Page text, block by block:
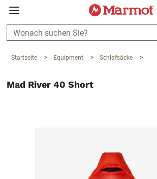
360°
Startseite > Equipment > Schlafsäcke >
Mad River 40 Short